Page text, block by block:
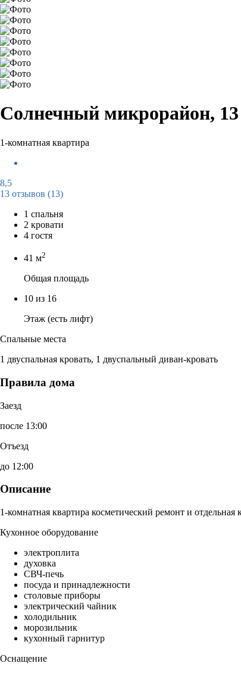
Солнечный микрорайон, 13
1-комнатная квартира
8,5
13 отзывов (13)
1 спальня
2 кровати
4 гостя
41 м2
Общая площадь
10 из 16
Этаж (есть лифт)
Спальные места
1 двуспальная кровать, 1 двуспальный диван-кровать
Правила дома
Заезд
после 13:00
Отъезд
до 12:00
Описание
1-комнатная квартира косметический ремонт и отдельная
Кухонное оборудование
электроплита
духовка
СВЧ-печь
посуда и принадлежности
столовые приборы
электрический чайник
холодильник
морозильник
кухонный гарнитур
Оснащение